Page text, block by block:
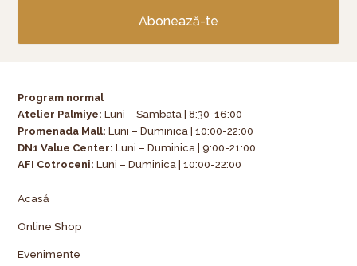
Abonează-te
Program normal
Atelier Palmiye: Luni – Sambata | 8:30-16:00
Promenada Mall: Luni – Duminica | 10:00-22:00
DN1 Value Center: Luni – Duminica | 9:00-21:00
AFI Cotroceni: Luni – Duminica | 10:00-22:00
Acasă
Online Shop
Evenimente